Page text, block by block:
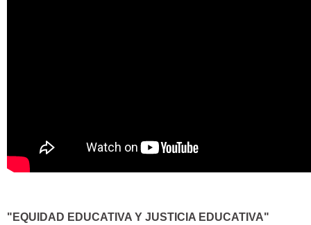
"EQUIDAD EDUCATIVA Y JUSTICIA EDUCATIVA"